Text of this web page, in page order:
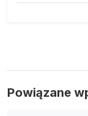
Powiązane